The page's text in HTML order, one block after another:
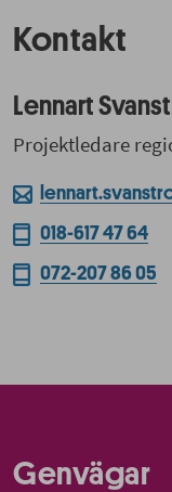
Kontakt
Lennart
Projektledare
018-617 47 64
072-207 86 05
Genvägar